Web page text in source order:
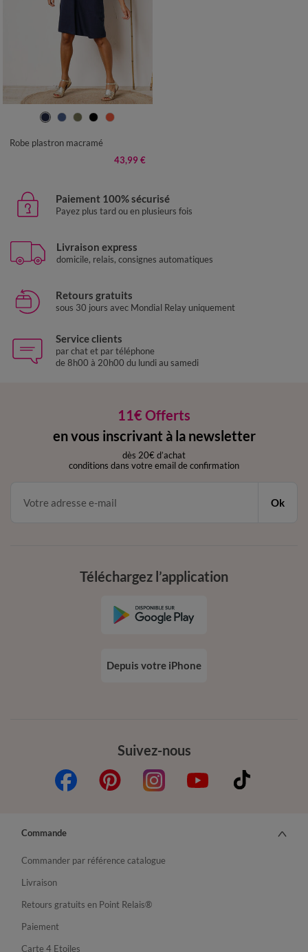
34/36 38/40 42/44 46/48
Robe plastron macramé
43,99 €
Paiement 100% sécurisé
Payez plus tard ou en plusieurs fois
Livraison express
domicile, relais, consignes automatiques
Retours gratuits
sous 30 jours avec Mondial Relay uniquement
Service clients
par chat et par téléphone
de 8h00 à 20h00 du lundi au samedi
11€ Offerts
en vous inscrivant à la newsletter
dès 20€ d’achat
conditions dans votre email de confirmation
Ok
Suivez-nous
Téléchargez l’application
Depuis votre iPhone
Commande
Commander par référence catalogue
Livraison
Retours gratuits en Point Relais®
Paiement
Carte 4 Etoiles